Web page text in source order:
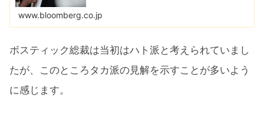
www.bloomberg.co.jp
ボスティック総裁は当初はハト派と考えられていまし
たが、このところタカ派の見解を示すことが多いよう
に感じます。